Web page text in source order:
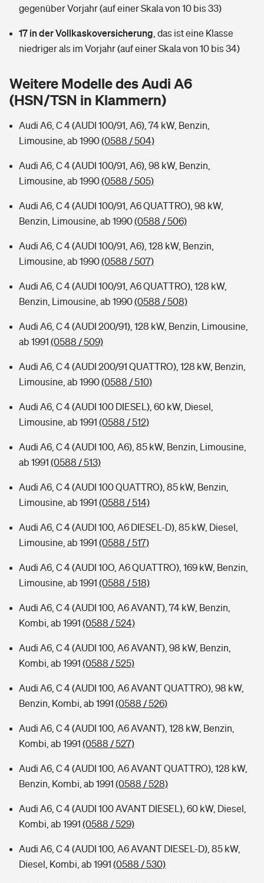
Sie haben Fragen?
Restkreditversicherung
Zur Übersicht
Tools
Wer versichert was: Jetzt Versicherer finden
Sie haben Fragen?
Pferdehalter-Haftpflicht
Handyversicherung
Musikinstrumentenversicherung
Zur Übersicht
Tools
Kinderunfall-Check: Mehr Sicherheit für deine Kids
Typklassen: So ist Ihr Auto eingestuft
Sie haben Fragen?
Rentenrechner: Wie viel Geld bekomme ich im Alter?
gegenüber Vorjahr (auf einer Skala von 10 bis 33)
17 in der Vollkaskoversicherung das ist eine Klasse
niedriger als im Vorjahr (auf einer Skala von 10 bis 34)
Weitere Modelle des Audi A6
(HSN/TSN in Klammern)
Audi A6, C 4 (AUDI 100/91, A6), 74 kW, Benzin,
Limousine, ab 1990(0588 / 504)
Audi A6, C 4 (AUDI 100/91, A6), 98 kW, Benzin,
Limousine, ab 1990(0588 / 505)
Audi A6, C 4 (AUDI 100/91, A6 QUATTRO), 98 kW,
Benzin, Limousine, ab 1990(0588 / 506)
Audi A6, C 4 (AUDI 100/91, A6), 128 kW, Benzin,
Limousine, ab 1990(0588 / 507)
Audi A6, C 4 (AUDI 100/91, A6 QUATTRO), 128 kW,
Benzin, Limousine, ab 1990(0588 / 508)
Audi A6, C 4 (AUDI 200/91), 128 kW, Benzin, Limousine,
ab 1991 (0588 / 509)
Audi A6, C 4 (AUDI 200/91 QUATTRO), 128 kW, Benzin,
Limousine, ab 1990(0588 / 510)
Audi A6, C 4 (AUDI 100 DIESEL), 60 kW, Diesel,
Limousine, ab 1991 (0588 / 512)
Audi A6, C 4 (AUDI 100, A6), 85 kW, Benzin, Limousine,
ab 1991 (0588 / 513)
Audi A6, C 4 (AUDI 100 QUATTRO), 85 kW, Benzin,
Limousine, ab 1991 (0588 / 514)
Audi A6, C 4 (AUDI 100, A6 DIESEL-D), 85 kW, Diesel,
Limousine, ab 1991 (0588 / 517)
Audi A6, C 4 (AUDI 10O, A6 QUATTRO), 169 kW, Benzin,
Limousine, ab 1991 (0588 / 518)
Audi A6, C 4 (AUDI 100, A6 AVANT), 74 kW, Benzin,
Kombi, ab 1991 (0588 / 524)
Audi A6, C 4 (AUDI 100, A6 AVANT), 98 kW, Benzin,
Kombi, ab 1991 (0588 / 525)
Audi A6, C 4 (AUDI 100, A6 AVANT QUATTRO), 98 kW,
Benzin, Kombi, ab 1991 (0588 / 526)
Audi A6, C 4 (AUDI 100, A6 AVANT), 128 kW, Benzin,
Kombi, ab 1991 (0588 / 527)
Audi A6, C 4 (AUDI 100, A6 AVANT QUATTRO), 128 kW,
Benzin, Kombi, ab 1991 (0588 / 528)
Audi A6, C 4 (AUDI 100 AVANT DIESEL), 60 kW, Diesel,
Kombi, ab 1991 (0588 / 529)
Audi A6, C 4 (AUDI 100, A6 AVANT DIESEL-D), 85 kW,
Diesel, Kombi, ab 1991 (0588 / 530)